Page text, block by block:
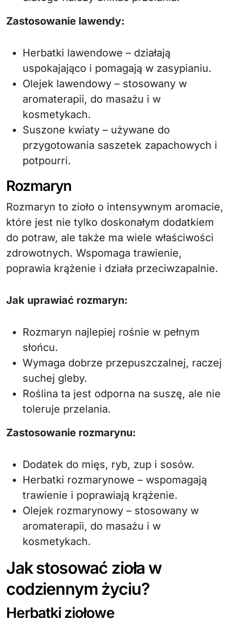
Zastosowanie lawendy:
Herbatki lawendowe – działają
uspokajająco i pomagają w zasypianiu.
Olejek lawendowy – stosowany w
aromaterapii, do masażu i w
kosmetykach.
Suszone kwiaty – używane do
przygotowania saszetek zapachowych i
potpourri.
Rozmaryn
Rozmaryn to zioło o intensywnym aromacie,
które jest nie tylko doskonałym dodatkiem
do potraw, ale także ma wiele właściwości
zdrowotnych. Wspomaga trawienie,
poprawia krążenie i działa przeciwzapalnie.
Jak uprawiać rozmaryn:
Rozmaryn najlepiej rośnie w pełnym
słońcu.
Wymaga dobrze przepuszczalnej, raczej
suchej gleby.
Roślina ta jest odporna na suszę, ale nie
toleruje przelania.
Zastosowanie rozmarynu:
Dodatek do mięs, ryb, zup i sosów.
Herbatki rozmarynowe – wspomagają
trawienie i poprawiają krążenie.
Olejek rozmarynowy – stosowany w
aromaterapii, do masażu i w
kosmetykach.
Jak stosować zioła w
codziennym życiu?
Herbatki ziołowe